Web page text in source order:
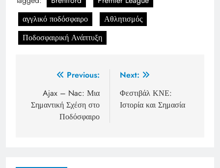
αγγλικό ποδόσφαιρο
Αθλητισμός
Ποδοσφαιρική Ανάπτυξη
navigation
Previous:
Ajax – Nac: Μια
Σημαντική Σχέση στο
Ποδόσφαιρο
Next:
Φεστιβάλ ΚΝΕ:
Ιστορία και Σημασία